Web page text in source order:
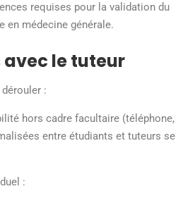
requises pour la validation du
en médecine générale.
avec le tuteur
:
hors cadre facultaire (téléphone,
entre étudiants et tuteurs se
: